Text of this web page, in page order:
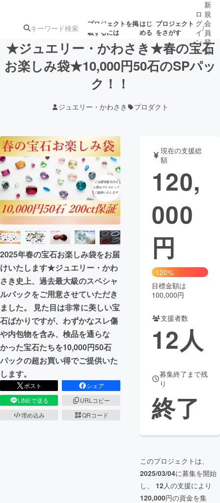
プロジェクトを掲
載するには
はじ
める
プロジェクト
をさがす
注目の新着プロ
募集終了が近いプ
テクノロジー・ガジェット
映像・映画 書籍・雑誌
ビジネス・起業 チャレンジ
まちづくり・地域活性化
CAMPFIRE for Social Good
CAMPFIRE Creation
CAMPFIREふるさと納税machi-ya コミュニティ
ロ
グ
イ
ン
/
新
規
会
員
登
録
★ジュエリー・かわさき★春の宝石
お楽しみ袋★10,000円50石のSPパッ
ク！！
ジュエリー・かわさき プロダクト
2025年春の宝石お楽しみ袋をお届
けいたします★ジュエリー・かわ
さき史上、過去最大級のスペシャ
ルパックをご用意させていただき
ました。 見た目は非常に美しい宝
石ばかりですが、わずかなスレ傷
や内包物を含み、検品を通らな
かった宝石たちを10,000円50石
パックの超お買い得でご提供いた
します。
ポスト
シェア
LINEで送る
URLコピー
埋め込み
QRコード
現在の支援総
額
120,
000
円
120%
目標金額は
100,000円
支援者数
12人
募集終了まで残
り
終了
このプロジェクトは、
2025/03/04に募集を開始
し、 12人の支援により
120,000円の資金を集